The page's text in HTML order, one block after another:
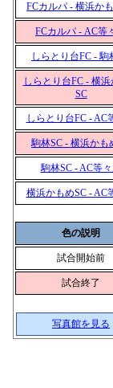
FCカルパ - 横浜か
FCカルパ - AC等
しらとり台FC - 駒
しらとり台FC - 横浜
SC
しらとり台FC - AC
駒林SC - 横浜かも
駒林SC - AC等
横浜かもめSC - AC
色の説明
試合開始前
試合終了
写真館を見る